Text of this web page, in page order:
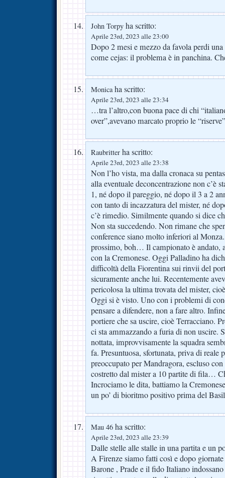
John Torpy ha scritto:
Aprile 23rd, 2023 alle 23:00
Dopo 2 mesi e mezzo da favola perdi
come cejas: il problema è in panchina.
Monicaha scritto:
Aprile 23rd, 2023 alle 23:34
…tra l’altro,con buona pace di chi
over”,avevano marcato proprio le
Raubritter ha scritto:
Aprile 23rd, 2023 alle 23:38
Non l’ho vista, ma dalla cronaca su
alla eventuale deconcentrazione non c’è
1, né dopo il pareggio, né dopo il 3 a 2
con tanto di incazzatura del mister, né
c’è rimedio. Similmente quando si dice
Non sta succedendo. Non rimane che
conference siano molto inferiori al
prossimo, boh… Il campionato è andato,
con la Cremonese. Oggi Palladino ha
difficoltà della Fiorentina sui rinvii del
sicuramente anche lui. Recentemente
pericolosa la ultima trovata del mister,
Oggi si è visto. Uno con i problemi di
pensare a difendere, non a fare altro.
portiere che sa uscire, cioè Terracciano.
ci sta ammazzando a furia di non uscire.
nottata, improvvisamente la squadra
fa. Presuntuosa, sfortunata, priva di reale
preoccupato per Mandragora, escluso
costretto dal mister a 10 partite di fila…
Incrociamo le dita, battiamo la
un po’ di bioritmo positivo prima del
Mau 46 ha scritto:
Aprile 23rd, 2023 alle 23:39
Dalle stelle alle stalle in una partita e un
A Firenze siamo fatti così e dopo giornate
Barone , Prade e il fido Italiano